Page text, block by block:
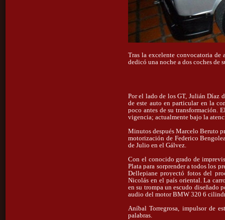
Tras la excelente convocatoria de
dedicó una noche a dos coches de
Por el lado de los GT, Julián Díaz
de este auto en particular en la
poco antes de su transformación.
vigencia; actualmente bajo la
Minutos después Marcelo Beruto
motorización de Federico
de Julio en el Gálvez.
Con el conocido grado de
Plata para sorprender a todos los
Dellepiane proyectó fotos del
Nicolás en el país oriental. La
en su trompa un escudo diseñado
audio del motor BMW 320 6
Aníbal Torregrosa, impulsor de
palabras.